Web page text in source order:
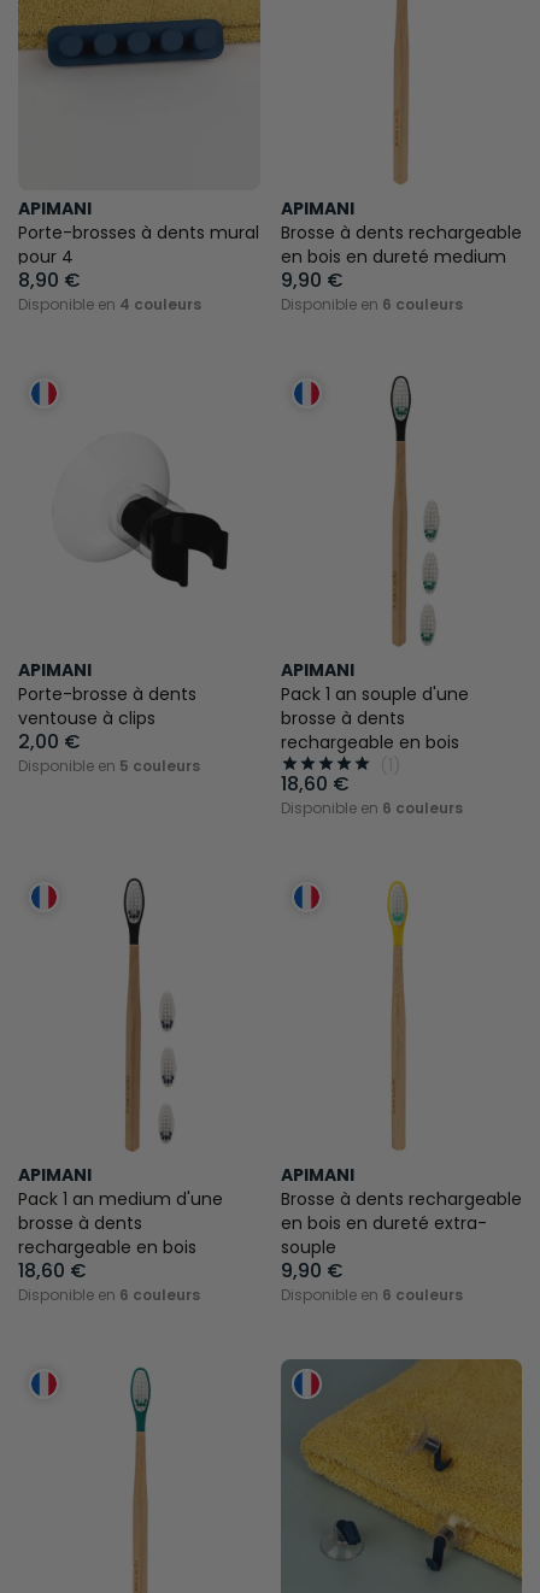
APIMANI
Porte-brosses à dents mural
pour 4
8,90 €
Disponible en 4 couleurs
APIMANI
Brosse à dents rechargeable
en bois en dureté medium
9,90 €
Disponible en 6 couleurs
APIMANI
Porte-brosse à dents
ventouse à clips
2,00 €
Disponible en 5 couleurs
APIMANI
Pack 1 an souple d'une
brosse à dents
rechargeable en bois
    
18,60 €
Disponible en 6 couleurs
APIMANI
Pack 1 an medium d'une
brosse à dents
rechargeable en bois
18,60 €
Disponible en 6 couleurs
APIMANI
Brosse à dents rechargeable
en bois en dureté extra-
souple
9,90 €
Disponible en 6 couleurs